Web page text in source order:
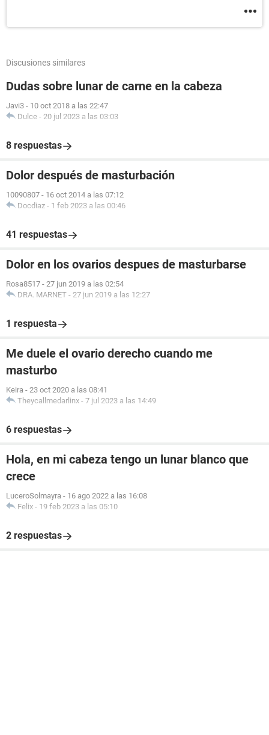
Discusiones similares
Dudas sobre lunar de carne en la cabeza
Javi3 - 10 oct 2018 a las 22:47
Dulce - 20 jul 2023 a las 03:03
8 respuestas
Dolor después de masturbación
10090807 - 16 oct 2014 a las 07:12
Docdiaz - 1 feb 2023 a las 00:46
41 respuestas
Dolor en los ovarios despues de masturbarse
Rosa8517 - 27 jun 2019 a las 02:54
DRA. MARNET - 27 jun 2019 a las 12:27
1 respuesta
Me duele el ovario derecho cuando me
masturbo
Keira - 23 oct 2020 a las 08:41
Theycallmedarlinx - 7 jul 2023 a las 14:49
6 respuestas
Hola, en mi cabeza tengo un lunar blanco que
crece
LuceroSolmayra - 16 ago 2022 a las 16:08
Felix - 19 feb 2023 a las 05:10
2 respuestas